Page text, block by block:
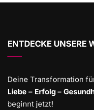
ENTDECKE UNSERE
Deine Transformation
Liebe – Erfolg –
beginnt jetzt!